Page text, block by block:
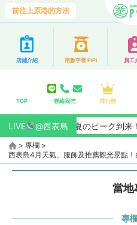
前往上原港的方法
店鋪介紹 用數字看 PiPi 員工
TOP 聯絡我們 排行榜
LIVE @西表島
】夏のピーク到来！ペルセウス
> 專欄 >
西表島4月天氣、服飾及推薦觀光景點！
當地
專欄